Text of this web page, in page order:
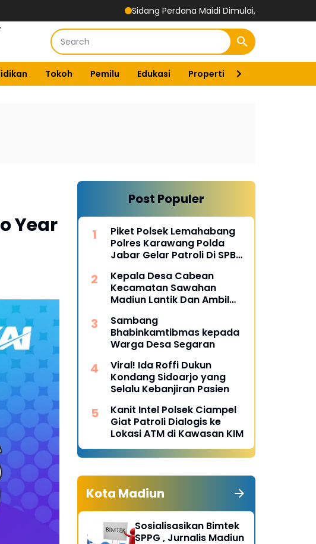
Sidang Perdana Maidi Dimulai, Suryajiyoso Ingatkan Publik
Tokoh Pemilu Edukasi Properti
Year
Post Populer
Piket Polsek Lemahabang
Polres Karawang Polda
Jabar Gelar Patroli Di SPBU
Kepala Desa Cabean
Kecamatan Sawahan
Madiun Lantik Dan Ambil
Sambang
Bhabinkamtibmas kepada
Warga Desa Segaran
Viral! Ida Roffi Dukun
Kondang Sidoarjo yang
Selalu Kebanjiran Pasien
Kanit Intel Polsek Ciampel
Giat Patroli Dialogis ke
Lokasi ATM di Kawasan KIM
Kota Madiun
Sosialisasikan Bimtek
SPPG , Jurnalis Madiun